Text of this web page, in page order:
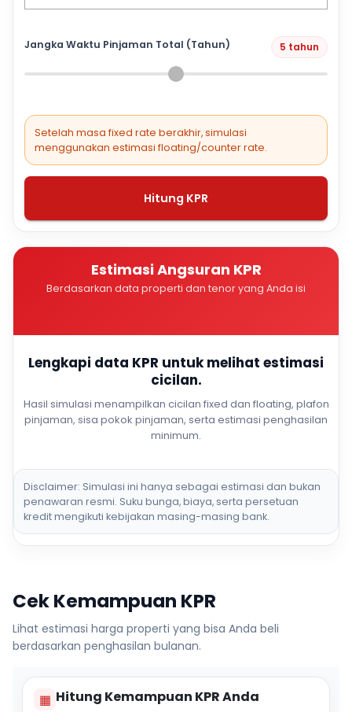
Jangka Waktu Pinjaman Total (Tahun) 5 tahun
Setelah masa fixed rate berakhir, simulasi
menggunakan estimasi floating/counter rate.
Hitung KPR
Estimasi Angsuran KPR
Berdasarkan data properti dan tenor yang Anda isi
Lengkapi data KPR untuk melihat estimasi
cicilan.
Hasil simulasi menampilkan cicilan fixed dan floating, plafon
pinjaman, sisa pokok pinjaman, serta estimasi penghasilan
minimum.
Disclaimer: Simulasi ini hanya sebagai estimasi dan bukan
penawaran resmi. Suku bunga, biaya, serta persetuan
kredit mengikuti kebijakan masing-masing bank.
Cek Kemampuan KPR
Lihat estimasi harga properti yang bisa Anda beli
berdasarkan penghasilan bulanan.
▦ Hitung Kemampuan KPR Anda